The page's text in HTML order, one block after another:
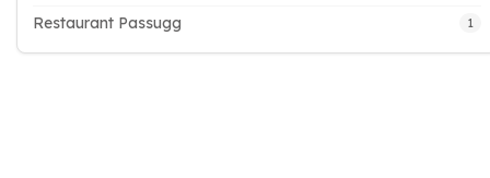
Restaurant Passugg 1